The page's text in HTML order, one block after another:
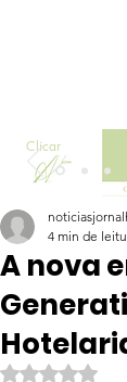
Clicar
A nova
4 min de
Avaliado